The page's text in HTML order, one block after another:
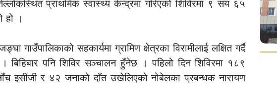
प्राथमिक स्वास्थ्य केन्द्रमा गरिएको शिविरमा ९ सय ६५
हो ।
गाउँपालिकाको सहकार्यमा ग्रामिण क्षेत्रका विरामीलाई लक्षित गर्दै
बिहिबार पनि शिविर सञ्चालन हुँनेछ । पहिलो दिन शिविरमा १८९
इसीजी र ४२ जनाको दाँत उखेलिएको नोबेलका प्रबन्धक नारायण